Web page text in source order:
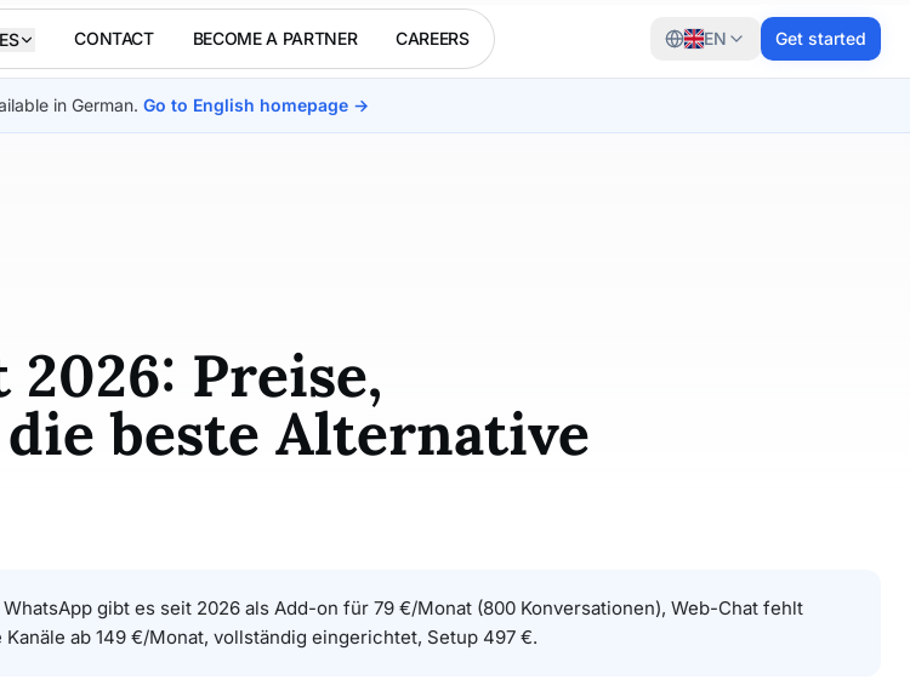
CONTACT BECOME A PARTNER CAREERS EN Get started
in German. Go to English homepage →
Preise,
beste Alternative
gibt es seit 2026 als Add-on für 79 €/Monat (800 Konversationen), Web-Chat fehlt
ab 149 €/Monat, vollständig eingerichtet, Setup 497 €.